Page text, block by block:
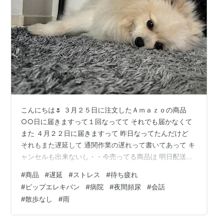
こんにちは🌷 ３月２５日に注文したＡｍａｚｏの商品
○○日に届きますって１回なってて それでも届かなくて
また ４月２２日に届きますって 昨日なってたんだけど
それもまた遅延して 通関作業の遅れって書いてあって キ
ャンセルも出来ないし・・今売ってる商品は 明日配送に
ンセル出来たとしても 今売ってる商品買って先にそちら
が届いたとしても ちんたら１ヶ月遅延してる商品が届い
たら こっちが返品作業しないと行けないの嫌過ぎる！！
雨で散歩行けないとっかりくん 昨日の夜やっと仲直りし
#商品 #遅延 #ストレス #待ち疲れ
#ピップエレキバン #病院 #夜間頻尿 #会話
#散歩なし #雨